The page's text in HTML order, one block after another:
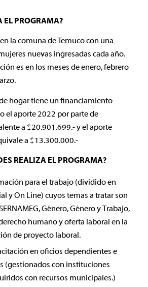
EL PROGRAMA?
la comuna de Temuco con una
nuevas ingresadas cada año.
es en los meses de enero, febrero
hogar tiene un financiamiento
el aporte 2022 por parte de
a $20.901.699.- y el aporte
a $13.300.000.-
REALIZA EL PROGRAMA?
para el trabajo (dividido en
y On Line) cuyos temas a tratar son
Género, Género y Trabajo,
humano y oferta laboral en la
de proyecto laboral.
en oficios dependientes e
(gestionados con instituciones
con recursos municipales.)